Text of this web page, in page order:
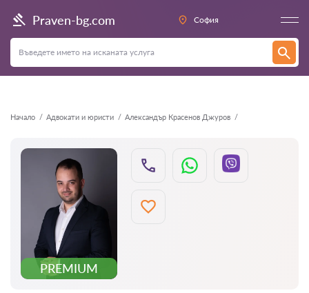
Praven-bg.com София
Начало Адвокати и юристи Александър Красенов Джуров
Назад
PREMIUM